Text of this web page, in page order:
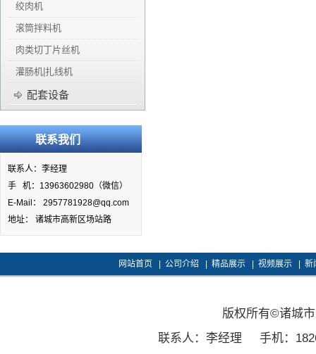
绞肉机
滚筒拌料机
肉类切丁片丝机
灌肠机|扎线机
配套设备
联系我们
联系人：李经理
手 机：13963602980（微信）
E-Mail： 2957781928@qq.com
地址： 诸城市高新区场站路
网站首页 公司介绍 精品展示| 视频展示| 新
版权所有©诸城
联系人：李经理
手机：